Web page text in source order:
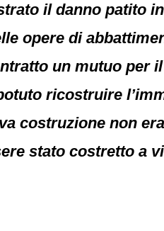
il danno patito
opere di
un mutuo per
ricostruire
costruzione non
stato costretto a